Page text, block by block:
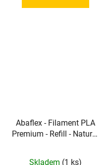
Abaflex - Filament PLA
Premium - Refill - Natural
Skladem (1 ks)